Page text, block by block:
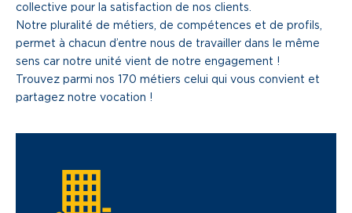
collective pour la satisfaction de nos clients.
Notre pluralité de métiers, de compétences et de profils,
permet à chacun d’entre nous de travailler dans le même
sens car notre unité vient de notre engagement !
Trouvez parmi nos 170 métiers celui qui vous convient et
partagez notre vocation !